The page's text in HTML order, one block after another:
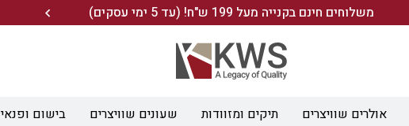
משלוחים חינם בקנייה מעל 199 ש"ח! (עד 5 ימי עסקים)
אולרים שוויצרים תיקים ומזוודות שעונים שוויצרים בישום ופנאי